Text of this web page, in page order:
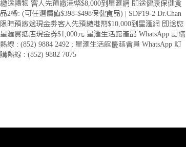
繳送禮物 客人先預繳港幣$8,000到星滙網 即送健康保健食
品2樽: (可任選價值$398-$498保健食品) | SDP19-2 Dr.Chan
限時預繳送現金劵客人先預繳港幣$10,000到星滙網 即送您
星滙實抵店現金券$1,000元 星滙生活館產品 WhatsApp 訂購
熱線 : (852) 9884 2492 ; 星滙生活館優越會員 WhatsApp 訂
購熱線 : (852) 9882 7075